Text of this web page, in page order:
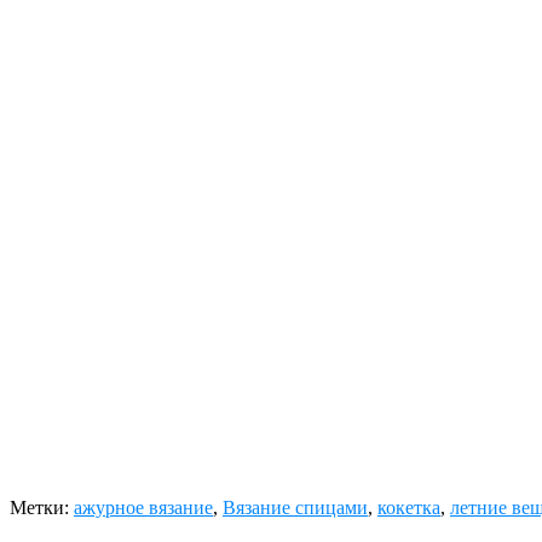
Метки: ажурное вязание, Вязание спицами, кокетка, летние